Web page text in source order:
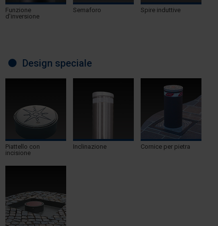
Funzione
d’inversione
Semaforo Spire induttive
Design speciale
Piattello con
incisione
Inclinazione Cornice per pietra